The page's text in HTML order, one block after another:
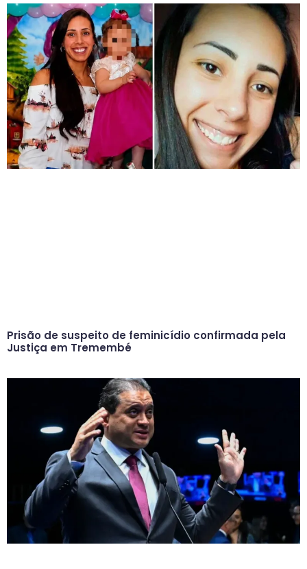
Prisão de suspeito de feminicídio confirmada pela
Justiça em Tremembé